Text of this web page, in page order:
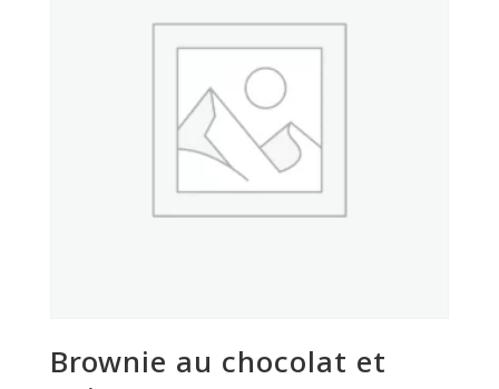
Brownie au chocolat et